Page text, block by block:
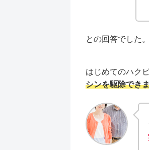
との回答でした
はじめてのハク
シンを駆除でき